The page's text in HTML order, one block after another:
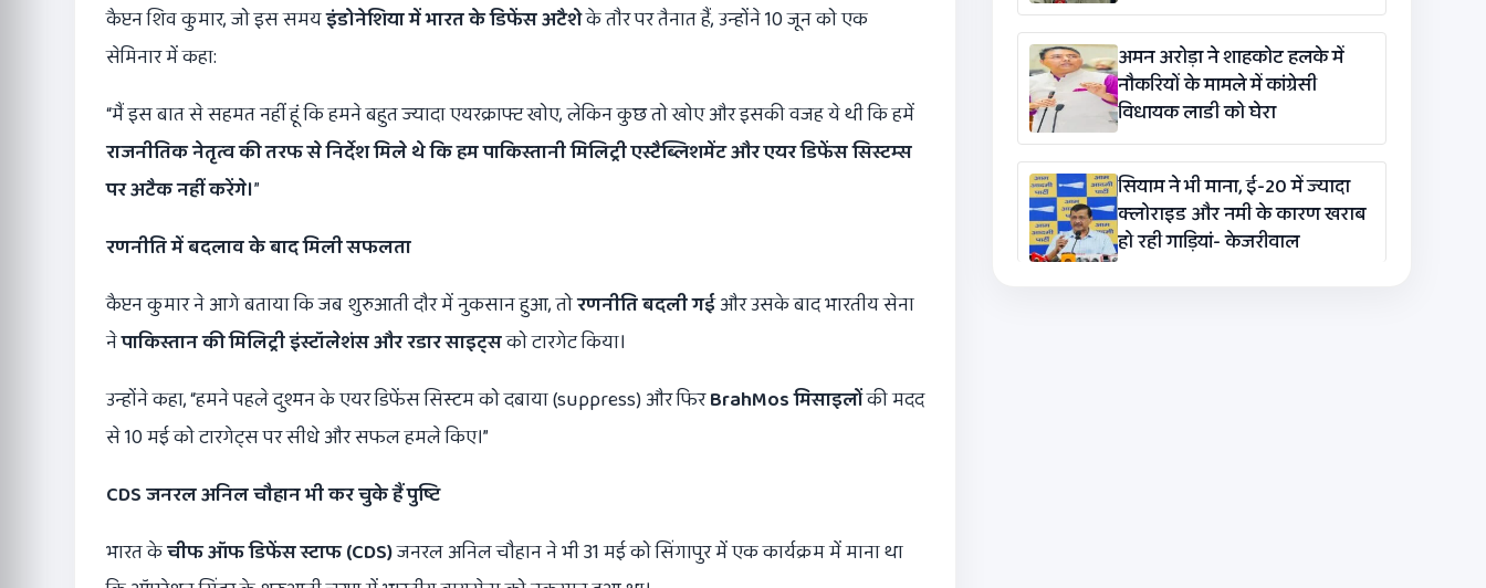
कैप्टन शिव कुमार, जो इस समयइंडोनेशिया में भारत के डिफेंस अटैशेके तौर पर तैनात हैं, उन्होंने 10 जून को एक
सेमिनार में कहा:
“मैं इस बात से सहमत नहीं हूं कि हमने बहुत ज्यादा एयरक्राफ्ट खोए, लेकिन कुछ तो खोए और इसकी वजह ये थी कि हमें
राजनीतिक नेतृत्व की तरफ से निर्देश मिले थे कि हम पाकिस्तानी मिलिट्री एस्टैब्लिशमेंट और एयर डिफेंस सिस्टम्स
पर अटैक नहीं करेंगे।”
रणनीति में बदलाव के बाद मिली सफलता
कैप्टन कुमार ने आगे बताया कि जब शुरुआती दौर में नुकसान हुआ, तोरणनीति बदली गईऔर उसके बाद भारतीय सेना
नेपाकिस्तान की मिलिट्री इंस्टॉलेशंस और रडार साइट्सको टारगेट किया।
उन्होंने कहा, “हमने पहले दुश्मन के एयर डिफेंस सिस्टम को दबाया (suppress) और फिरBrahMosमिसाइलोंकी मदद
से 10 मई को टारगेट्स पर सीधे और सफल हमले किए।”
CDSजनरल अनिल चौहान भी कर चुके हैं पुष्टि
भारत केचीफ ऑफ डिफेंस स्टाफ (CDS)जनरल अनिल चौहान ने भी 31 मई को सिंगापुर में एक कार्यक्रम में माना था
अमन अरोड़ा ने शाहकोट हलके में
नौकरियों के मामले में कांग्रेसी
विधायक लाडी को घेरा
सियाम ने भी माना, ई-20 में ज्यादा
क्लोराइड और नमी के कारण खराब
हो रही गाड़ियां- केजरीवाल